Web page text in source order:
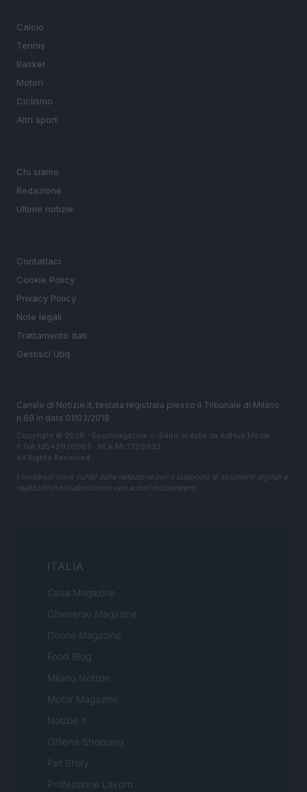
Calcio
Tennis
Basket
Motori
Ciclismo
Altri sport
Chi siamo
Redazione
Ultime notizie
Contattaci
Cookie Policy
Privacy Policy
Note legali
Trattamento dati
Gestisci Utiq
Canale di Notizie.it, testata registrata presso il Tribunale di Milano
n.68 in data 01/03/2018
Copyright © 2026 · Sportmagazine — Edito in Italia da AdHub Media
P.IVA 13542920965 · REA MI 2729933
All Rights Reserved
I contenuti sono curati dalla redazione con il supporto di strumenti digitali e
realizzati in collaborazione con autori indipendenti.
ITALIA
Casa Magazine
Cineverse Magazine
Donne Magazine
Food Blog
Milano Notizie
Motor Magazine
Notizie.it
Offerte Shopping
Pet Story
Professione Lavoro